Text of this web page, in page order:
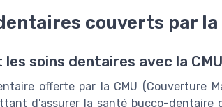
couverts par la
les soins dentaires avec la
offerte par la CMU (Couverture
d'assurer la santé bucco-dentaire